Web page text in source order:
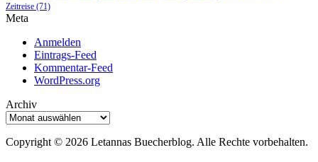
Zeitreise (71)
Meta
Anmelden
Eintrags-Feed
Kommentar-Feed
WordPress.org
Archiv
Archiv
Copyright © 2026 Letannas Buecherblog. Alle Rechte vorbehalten.